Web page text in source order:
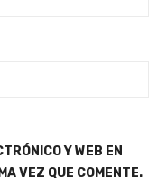
Y WEB EN
VEZ QUE COMENTE.